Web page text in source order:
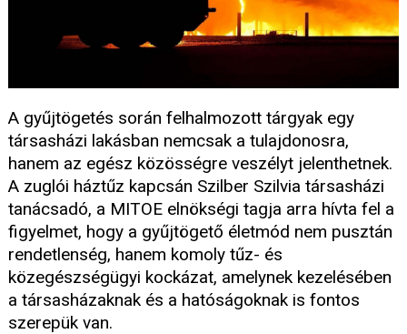
A gyűjtögetés során felhalmozott tárgyak egy
társasházi lakásban nemcsak a tulajdonosra,
hanem az egész közösségre veszélyt jelenthetnek.
A zuglói háztűz kapcsán Szilber Szilvia társasházi
tanácsadó, a MITOE elnökségi tagja arra hívta fel a
figyelmet, hogy a gyűjtögető életmód nem pusztán
rendetlenség, hanem komoly tűz- és
közegészségügyi kockázat, amelynek kezelésében
a társasházaknak és a hatóságoknak is fontos
szerepük van.